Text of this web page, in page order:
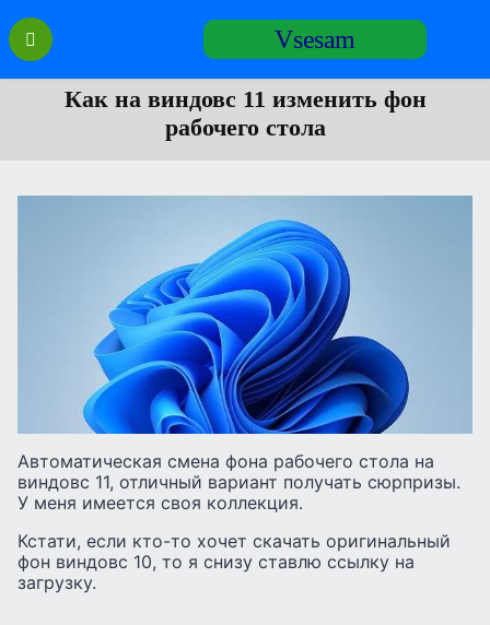
Перейти
содержанию
Vsesam
Как на виндовс 11 изменить фон
рабочего стола
Автоматическая смена фона рабочего стола на
виндовс 11, отличный вариант получать сюрпризы.
У меня имеется своя коллекция.
Кстати, если кто-то хочет скачать оригинальный
фон виндовс 10, то я снизу ставлю ссылку на
загрузку.